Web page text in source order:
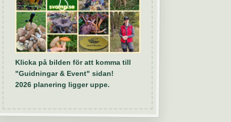
Klicka på bilden för att komma till
"Guidningar & Event" sidan!
2026 planering ligger uppe.